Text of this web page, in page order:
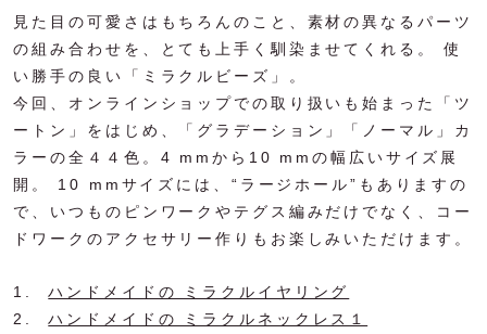
見た目の可愛さはもちろんのこと、素材の異なるパーツ
の組み合わせを、とても上手く馴染ませてくれる。 使
い勝手の良い「ミラクルビーズ」。
今回、オンラインショップでの取り扱いも始まった「ツ
ートン」をはじめ、「グラデーション」「ノーマル」カ
ラーの全４４色。4 mmから10 mmの幅広いサイズ展
開。 10 mmサイズには、“ラージホール”もありますの
で、いつものピンワークやテグス編みだけでなく、コー
ドワークのアクセサリー作りもお楽しみいただけます。
1.
ハンドメイドの ミラクルイヤリング
2.
ハンドメイドの ミラクルネックレス１